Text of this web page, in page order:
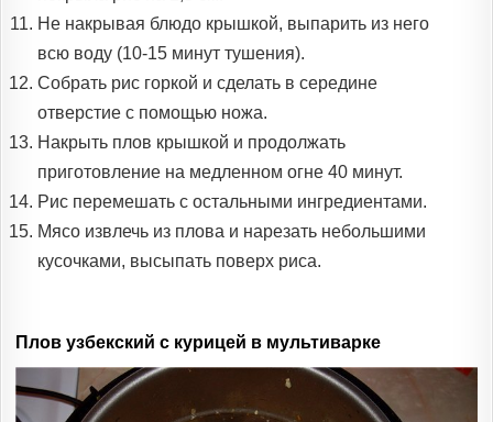
Не накрывая блюдо крышкой, выпарить из него
всю воду (10-15 минут тушения).
Собрать рис горкой и сделать в середине
отверстие с помощью ножа.
Накрыть плов крышкой и продолжать
приготовление на медленном огне 40 минут.
Рис перемешать с остальными ингредиентами.
Мясо извлечь из плова и нарезать небольшими
кусочками, высыпать поверх риса.
Плов узбекский с курицей в мультиварке